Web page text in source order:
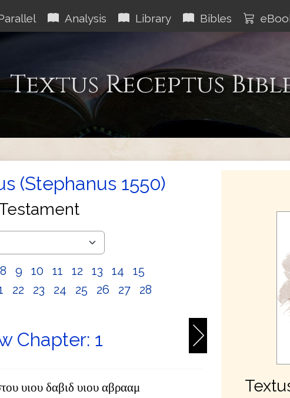
Analysis Library Bibles
Textus Receptus
(Stephanus 1550)
8 9 10 11 12 13 14
15
22 23 24 25 26 27 28
Chapter: 1
υιου δαβιδ υιου αβρααμ